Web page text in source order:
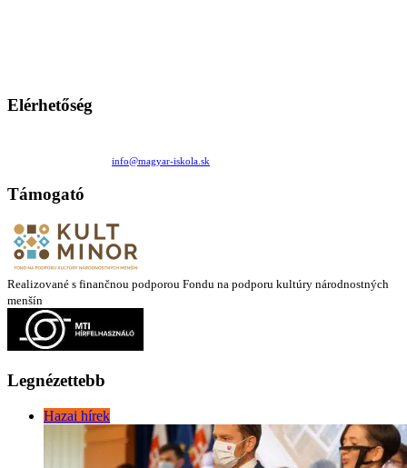
Elérhetőség
info@magyar-iskola.sk
Támogató
Realizované s finančnou podporou Fondu na podporu kultúry národnostných
menšín
Legnézettebb
Hazai hírek